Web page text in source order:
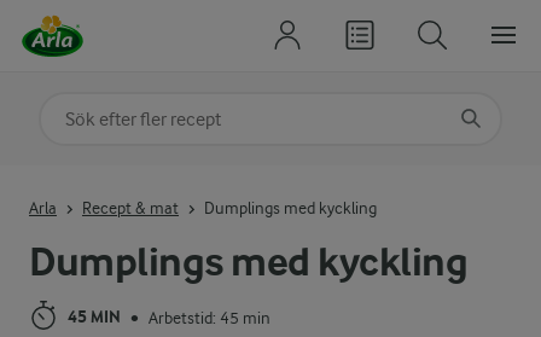
Dumplings med kyckling
45 MIN • Arbetstid: 45 min
Arla Recept & mat Dumplings med kyckling
Sök på kategori eller ingrediens